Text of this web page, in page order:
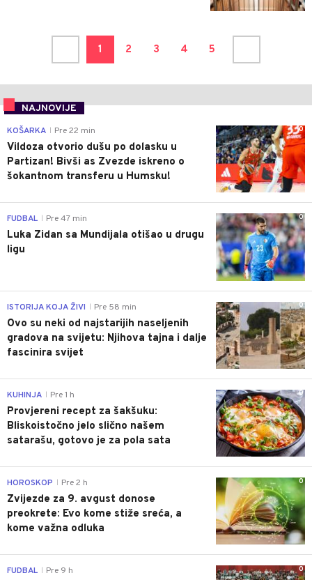
1 2 3 4 5
NAJNOVIJE
0
KOŠARKA Pre 22 min
Vildoza otvorio dušu po dolasku u
Partizan! Bivši as Zvezde iskreno o
šokantnom transferu u Humsku!
0
FUDBAL Pre 47 min
Luka Zidan sa Mundijala otišao u drugu
ligu
0
ISTORIJA KOJA ŽIVI Pre 58 min
Ovo su neki od najstarijih naseljenih
gradova na svijetu: Njihova tajna i dalje
fascinira svijet
0
KUHINJA Pre 1 h
Provjereni recept za šakšuku:
Bliskoistočno jelo slično našem
satarašu, gotovo je za pola sata
0
HOROSKOP Pre 2 h
Zvijezde za 9. avgust donose
preokrete: Evo kome stiže sreća, a
kome važna odluka
0
FUDBAL Pre 9 h